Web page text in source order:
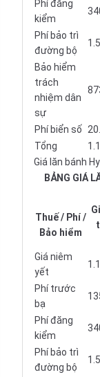
Phí đăng
kiểm
Phí bảo trì
đường bộ
Bảo hiểm
trách
nhiệm dân
sự
Phí biển số
Tổng
Giá lăn bánh
BẢNG GIÁ
Thuế / Phí /
Bảo hiểm
Giá niêm
yết
Phí trước
bạ
Phí đăng
kiểm
Phí bảo trì
đường bộ